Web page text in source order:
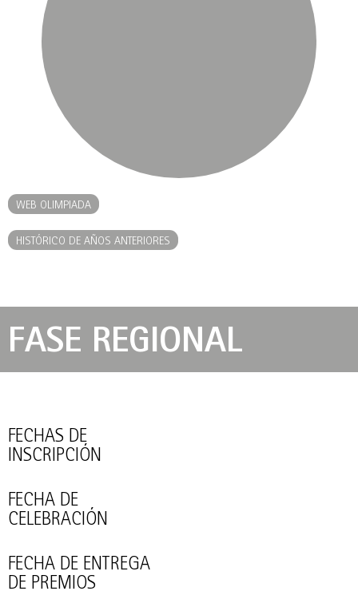
WEB OLIMPIADA
HISTÓRICO DE AÑOS ANTERIORES
FASE REGIONAL
FECHAS DE
INSCRIPCIÓN
FECHA DE
CELEBRACIÓN
FECHA DE ENTREGA
DE PREMIOS